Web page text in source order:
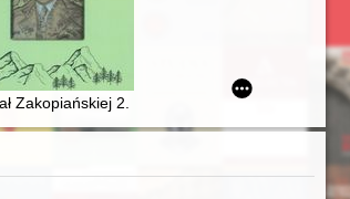
Zakopiańskiej 2. Baterii Artylerii w III